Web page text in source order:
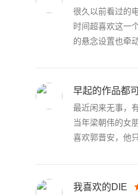
很久以前看过的
时间超喜欢这一
的悬念设置也牵
早起的作品都
最近闲来无事，
当年梁朝伟的女
喜欢郭晋安，他
我喜欢的DIE